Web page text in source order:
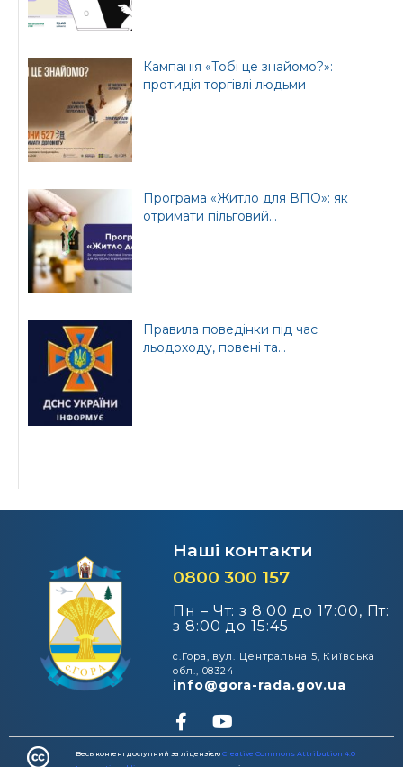
Кампанія «Тобі це знайомо?»:
протидія торгівлі людьми
Програма «Житло для ВПО»: як
отримати пільговий...
Правила поведінки під час
льодоходу, повені та...
Наші контакти
0800 300 157
Пн – Чт: з 8:00 до 17:00, Пт:
з 8:00 до 15:45
с.Гора, вул. Центральна 5, Київська
обл., 08324
info@gora-rada.gov.ua
Весь контент доступний за ліцензієюCreative Commons Attribution 4.0